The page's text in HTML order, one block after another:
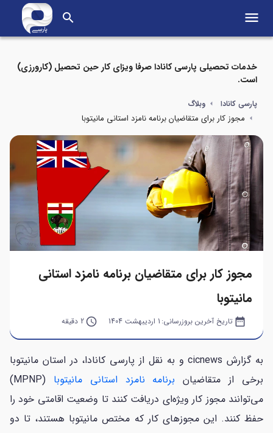
search menu
خدمات تحصیلی پارسی کانادا صرفا ویزای کار حین تحصیل (کارورزی)
است.
پارسی کانادا وبلاگ
مجوز کار برای متقاضیان برنامه نامزد استانی مانیتوبا
مجوز کار برای متقاضیان برنامه نامزد استانی
مانیتوبا
date_range تاریخ آخرین بروزرسانی: 1 اردیبهشت 1404 query_builder2 دقیقه
به گزارش cicnews و به نقل از پارسی کانادا، در استان مانیتوبا
برخی از متقاضیان برنامه نامزد استانی مانیتوبا
(MPNP)
می‌توانند مجوز کار ویژه‌ای دریافت کنند تا وضعیت اقامتی خود را
حفظ کنند. این مجوزهای کار که مختص مانیتوبا هستند، تا دو